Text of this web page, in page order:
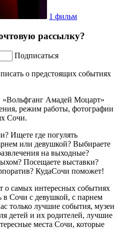
1 фильм
рассылку?
Подписаться
о предстоящих событиях
Амадей Моцарт»
режим работы, фотографии
Сочи.
Ищете где погулять
или девушкой? Выбираете
на выходные?
Посещаете выставки?
КудаСочи поможет!
самых интересных событиях
Сочи с девушкой, с парнем
только лучшие события, музеи
детей и их родителей, лучшие
места Сочи, которые